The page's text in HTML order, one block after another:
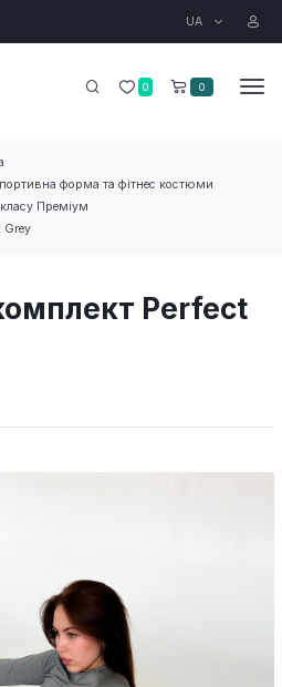
UA
0 0
форма та фітнес костюми
Преміум
Grey
Perfect